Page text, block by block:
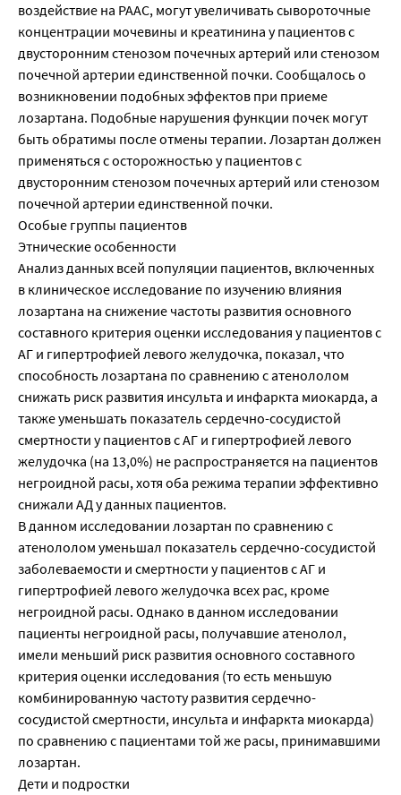
воздействие на РААС, могут увеличивать сывороточные
концентрации мочевины и креатинина у пациентов с
двусторонним стенозом почечных артерий или стенозом
почечной артерии единственной почки. Сообщалось о
возникновении подобных эффектов при приеме
лозартана. Подобные нарушения функции почек могут
быть обратимы после отмены терапии. Лозартан должен
применяться с осторожностью у пациентов с
двусторонним стенозом почечных артерий или стенозом
почечной артерии единственной почки.
Особые группы пациентов
Этнические особенности
Анализ данных всей популяции пациентов, включенных
в клиническое исследование по изучению влияния
лозартана на снижение частоты развития основного
составного критерия оценки исследования у пациентов с
АГ и гипертрофией левого желудочка, показал, что
способность лозартана по сравнению с атенололом
снижать риск развития инсульта и инфаркта миокарда, а
также уменьшать показатель сердечно-сосудистой
смертности у пациентов с АГ и гипертрофией левого
желудочка (на 13,0%) не распространяется на пациентов
негроидной расы, хотя оба режима терапии эффективно
снижали АД у данных пациентов.
В данном исследовании лозартан по сравнению с
атенололом уменьшал показатель сердечно-сосудистой
заболеваемости и смертности у пациентов с АГ и
гипертрофией левого желудочка всех рас, кроме
негроидной расы. Однако в данном исследовании
пациенты негроидной расы, получавшие атенолол,
имели меньший риск развития основного составного
критерия оценки исследования (то есть меньшую
комбинированную частоту развития сердечно-
сосудистой смертности, инсульта и инфаркта миокарда)
по сравнению с пациентами той же расы, принимавшими
лозартан.
Дети и подростки